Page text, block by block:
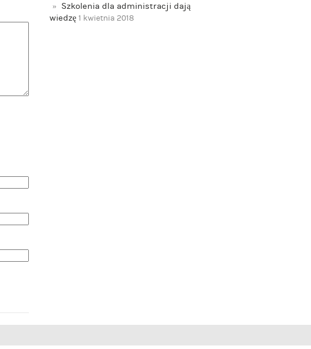
Szkolenia dla administracji dają
wiedzę 1 kwietnia 2018